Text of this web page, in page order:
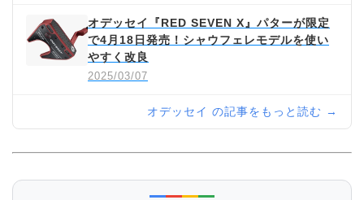
オデッセイ『RED SEVEN X』パターが限定
で4月18日発売！シャウフェレモデルを使い
やすく改良
2025/03/07
オデッセイ の記事をもっと読む →